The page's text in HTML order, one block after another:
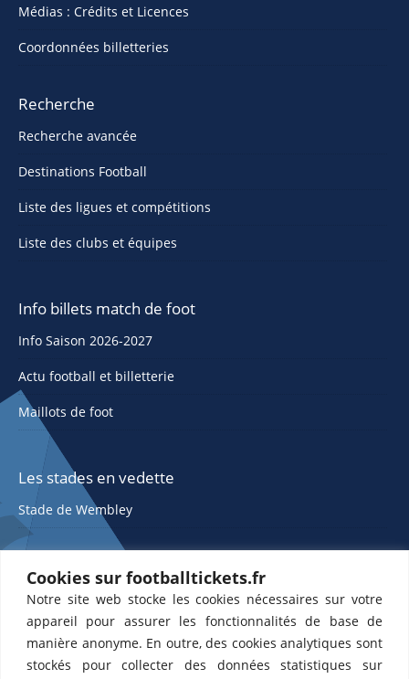
Cookies sur footballtickets.fr
Notre site web stocke les cookies nécessaires sur votre
appareil pour assurer les fonctionnalités de base de
manière anonyme. En outre, des cookies analytiques sont
stockés pour collecter des données statistiques sur
Médias : Crédits et Licences
Coordonnées billetteries
Recherche
Recherche avancée
Destinations Football
Liste des ligues et compétitions
Liste des clubs et équipes
Info billets match de foot
Info Saison 2026-2027
Actu football et billetterie
Maillots de foot
Les stades en vedette
Stade de Wembley